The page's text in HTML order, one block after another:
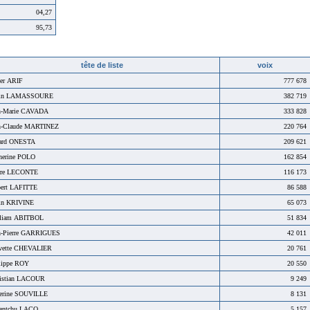
04,27
95,73
tête de liste voix
ARIF
777 678
LAMASSOURE
382 719
Marie CAVADA
333 828
Claude MARTINEZ
220 764
ONESTA
209 621
POLO
162 854
LECONTE
116 173
LAFITTE
86 588
KRIVINE
65 073
ABITBOL
51 834
Pierre GARRIGUES
42 011
CHEVALIER
20 761
ROY
20 550
LACOUR
9 249
SOUVILLE
8 131